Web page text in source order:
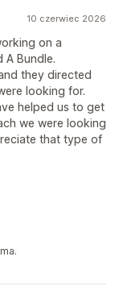
10 czerwiec 2026
on a
Bundle.
they directed
looking for.
helped us to get
we were looking
that type of